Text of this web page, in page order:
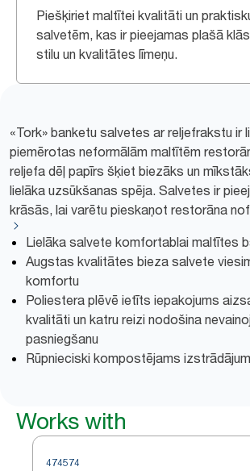
Piešķiriet maltītei kvalitāti un
salvetēm, kas ir pieejamas plašā
stilu un kvalitātes līmeņu.
«Tork» banketu salvetes ar reljefrakstu ir
piemērotas neformālām maltītēm
reljefa dēļ papīrs šķiet biezāks un
lielāka uzsūkšanas spēja. Salvetes ir
krāsās, lai varētu pieskaņot restorāna
Lielāka salvete komfortablai maltītes
Augstas kvalitātes bieza salvete
komfortu
Poliestera plēvē ietīts iepakojums
kvalitāti un katru reizi nodošina
pasniegšanu
Rūpnieciski kompostējams
Works with
474574